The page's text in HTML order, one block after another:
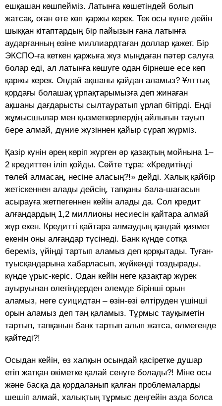
ешқашан көшпейміз. Латынға көшетіндей болып
жатсақ, оған өте көп қаржы керек. Тек осы күнге дейін
шыққан кітаптардың бір пайызын ғана латынға
аударғанның өзіне миллиардтаған доллар қажет. Бір
ЭКСПО-ға кеткен қаржыға жүз мыңдаған пәтер салуға
болар еді, ал латынға көшуге одан бірнеше есе көп
қаржы керек. Ондай ақшаны қайдан аламыз? Ұлттық
қордағы болашақ ұрпақтарымызға деп жинаған
ақшаны дағдарысты сылтауратып ұрлап бітірді. Енді
жұмысшылар мен қызметкерлердің айлығын тауып
бере алмай, дүние жүзіннен қайыр сұрап жүрміз.
Қазір күнін әрең көріп жүрген әр қазақтың мойнына 1–
2 кредиттен іліп қойды. Сөйте тұра: «Кредитіңді
төлей алмасаң, несіне аласың?!» дейді. Халық қайбір
жетіскеннен алады дейсің, тапқаны бала-шағасын
асырауға жетпегеннен кейін алады да. Сол кредит
алғандардың 1,2 миллионы несиесін қайтара алмай
жүр екен. Кредитті қайтара алмаудың қандай қиямет
екенін оны алғандар түсінеді. Банк күнде сотқа
береміз, үйіңді тартып аламыз деп қорқытады. Туған-
туысқандарына хабарласып, жүйкеңді тоздырады,
күнде ұрыс-керіс. Одан кейін неге қазақтар жүрек
ауыруынан өлетіндерден әлемде бірінші орын
аламыз, неге суицидтан – өзін-өзі өлтіруден үшінші
орын аламыз деп таң қаламыз. Тұрмыс тауқыметін
тартып, тапқанын банк тартып алып жатса, өлмегенде
қайтеді?!
Осыдан кейін, өз халқын осындай қасіретке душар
етіп жатқан өкіметке қалай сенуге болады?! Міне осы
және басқа да қордаланып қалған проблемаларды
шешіп алмай, халықтың тұрмыс деңгейін азда болса